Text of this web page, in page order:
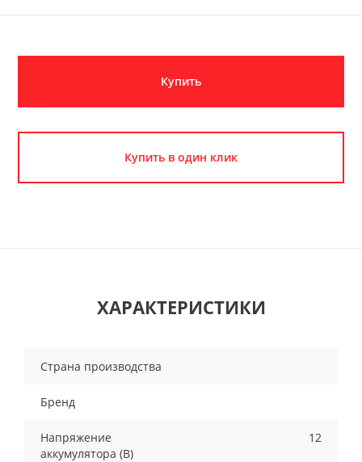
Купить
Купить в один клик
ХАРАКТЕРИСТИКИ
Страна производства
Бренд
Напряжение
аккумулятора (В)
12